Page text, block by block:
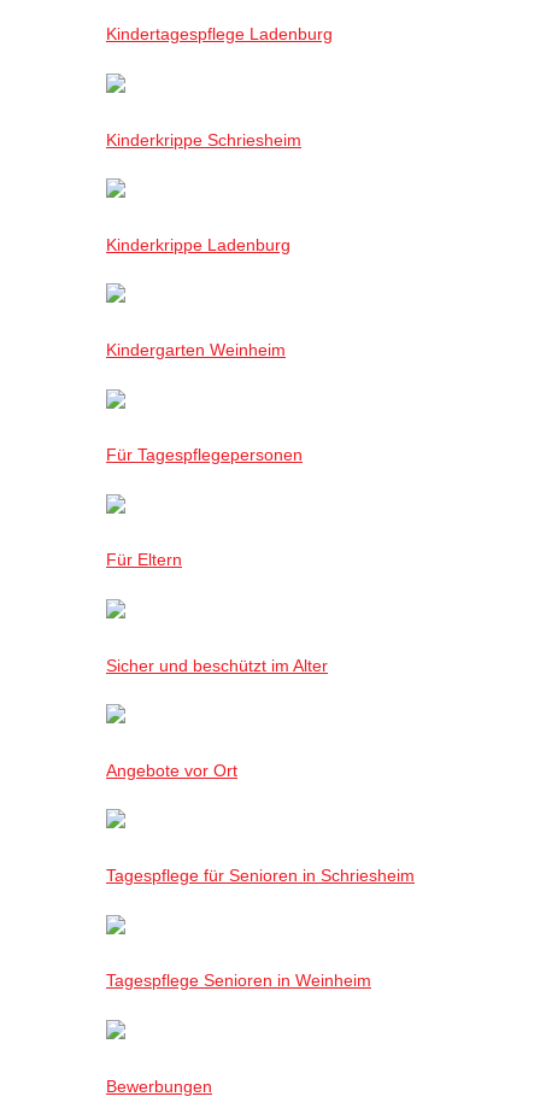
Kindertagespflege Ladenburg
Kinderkrippe Schriesheim
Kinderkrippe Ladenburg
Kindergarten Weinheim
Für Tagespflegepersonen
Für Eltern
Sicher und beschützt im Alter
Angebote vor Ort
Tagespflege für Senioren in Schriesheim
Tagespflege Senioren in Weinheim
Bewerbungen